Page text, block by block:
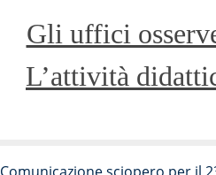
Gli uffici
L’attività
Comunicazione sciopero per il